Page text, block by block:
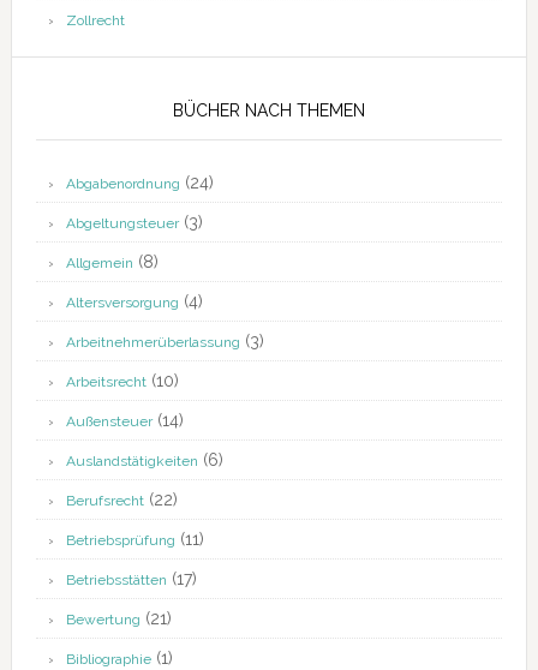
Zollrecht
BÜCHER NACH THEMEN
Abgabenordnung (24)
Abgeltungsteuer(3)
Allgemein (8)
Altersversorgung (4)
Arbeitnehmerüberlassung (3)
Arbeitsrecht(10)
Außensteuer(14)
Auslandstätigkeiten (6)
Berufsrecht(22)
Betriebsprüfung (11)
Betriebsstätten (17)
Bewertung (21)
Bibliographie(1)